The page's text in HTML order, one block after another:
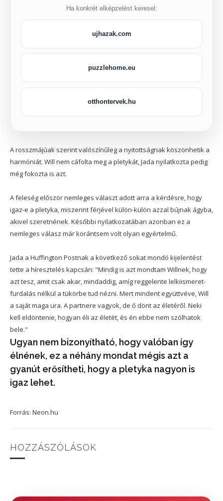
Ha konkrét elképzelést keresel:
ujhazak.com
puzzlehome.eu
otthontervek.hu
A rosszmájúak szerint valószínűleg a nyitottságnak köszönhetik a
harmóniát. Will nem cáfolta meg a pletykát, Jada nyilatkozta pedig
még fokozta is azt.
A feleség először nemleges választ adott arra a kérdésre, hogy
igaz-e a pletyka, miszerint férjével külön-külön azzal bújnak ágyba,
akivel szeretnének. Későbbi nyilatkozatában azonban ez a
nemleges válasz már korántsem volt olyan egyértelmű.
Jada a Huffington Postnak a következő sokat mondó kijelentést
tette a híresztelés kapcsán: "Mindig is azt mondtam Willnek, hogy
azt tesz, amit csak akar, mindaddig, amíg reggelente lelkiismeret-
furdalás nélkül a tükörbe tud nézni. Mert mindent együttvéve, Will
a saját maga ura. A partnere vagyok, de ő dönt az életéről. Neki
kell eldöntenie, hogyan éli az életét, és én ebbe nem szólhatok
bele."
Ugyan nem bizonyítható, hogy valóban így
élnének, ez a néhány mondat mégis azt a
gyanút erősítheti, hogy a pletyka nagyon is
igaz lehet.
Forrás: Neon.hu
HOZZÁSZÓLÁSOK